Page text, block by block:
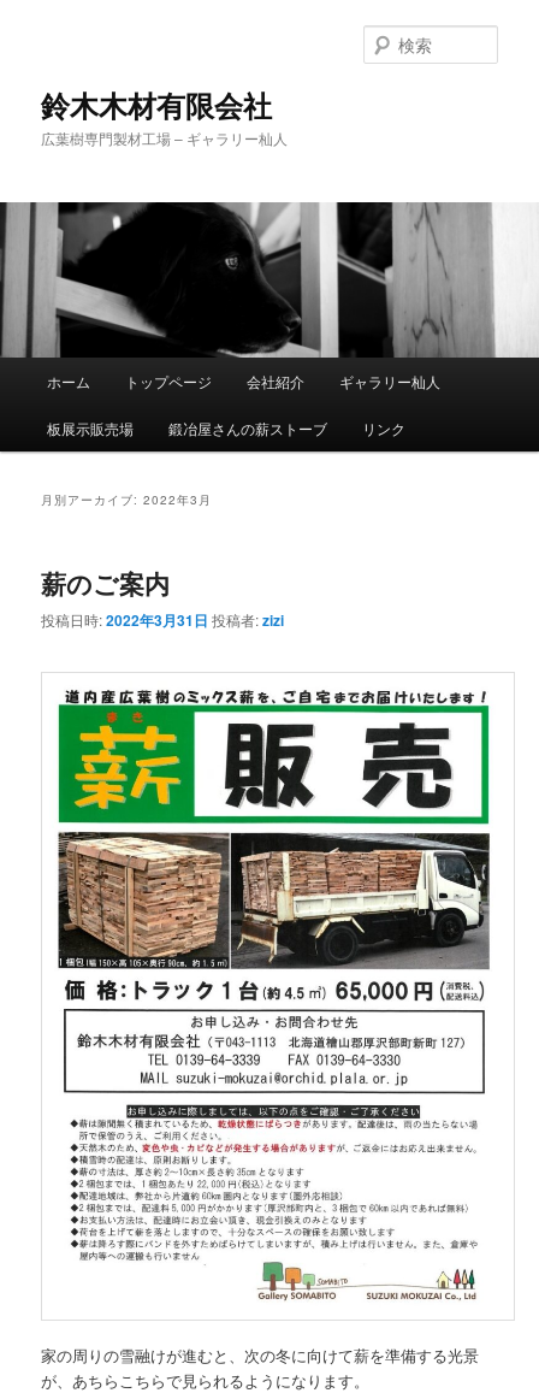
鈴木木材有限会社
広葉樹専門製材工場 – ギャラリー杣人
索
メ
メ
イ
ン
ン
へ
移
動
サ
ブ
テ
ツ
移
動
ホーム トップページ 会社紹介 ギャラリー杣人
板展示販売場 鍛冶屋さんの薪ストーブ リンク
月別アーカイブ:2022年3月
薪のご案内
投稿日時:2022年3月31日 投稿者:zizi
家の周りの雪融けが進むと、次の冬に向けて薪を準備する光景
が、あちらこちらで見られるようになります。